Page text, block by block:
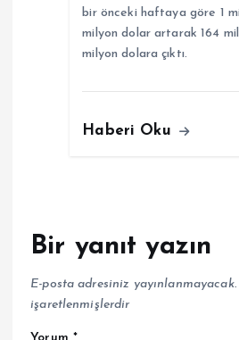
bir önceki haftaya göre 1
milyon dolar artarak 164
milyon dolara çıktı.
Haberi Oku
Bir yanıt yazın
E-posta adresiniz yayınlanmayacak.
işaretlenmişlerdir